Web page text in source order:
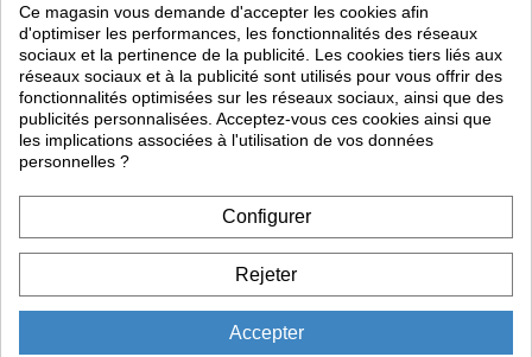
EN SAVOIR +
PRATIQUE
LIENS
Ce magasin vous demande d'accepter les cookies afin
d'optimiser les performances, les fonctionnalités des réseaux
sociaux et la pertinence de la publicité. Les cookies tiers liés aux
réseaux sociaux et à la publicité sont utilisés pour vous offrir des
fonctionnalités optimisées sur les réseaux sociaux, ainsi que des
publicités personnalisées. Acceptez-vous ces cookies ainsi que
les implications associées à l'utilisation de vos données
personnelles ?
Configurer
Rejeter
Accepter